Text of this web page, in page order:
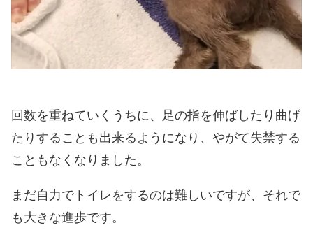
回数を重ねていくうちに、足の指を伸ばしたり曲げ
たりすることも出来るようになり、やがて失禁する
こともなくなりました。
まだ自力でトイレをするのは難しいですが、それで
も大きな進歩です。